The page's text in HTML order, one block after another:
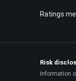
Ratings
Risk
Information